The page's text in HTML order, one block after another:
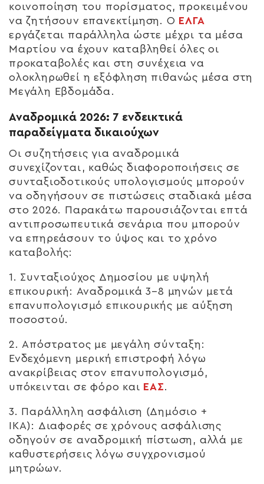
κοινοποίηση του πορίσματος, προκειμένου
να ζητήσουν επανεκτίμηση. Ο ΕΛΓΑ
εργάζεται παράλληλα ώστε μέχρι τα μέσα
Μαρτίου να έχουν καταβληθεί όλες οι
προκαταβολές και στη συνέχεια να
ολοκληρωθεί η εξόφληση πιθανώς μέσα στη
Μεγάλη Εβδομάδα.
Αναδρομικά 2026: 7 ενδεικτικά
παραδείγματα δικαιούχων
Οι συζητήσεις για αναδρομικά
συνεχίζονται, καθώς διαφοροποιήσεις σε
συνταξιοδοτικούς υπολογισμούς μπορούν
να οδηγήσουν σε πιστώσεις σταδιακά μέσα
στο 2026. Παρακάτω παρουσιάζονται επτά
αντιπροσωπευτικά σενάρια που μπορούν
να επηρεάσουν το ύψος και το χρόνο
καταβολής:
1. Συνταξιούχος Δημοσίου με υψηλή
επικουρική: Αναδρομικά 3–8 μηνών μετά
επανυπολογισμό επικουρικής με αύξηση
ποσοστού.
2. Απόστρατος με μεγάλη σύνταξη:
Ενδεχόμενη μερική επιστροφή λόγω
ανακρίβειας στον επανυπολογισμό,
υπόκεινται σε φόρο και ΕΑΣ.
3. Παράλληλη ασφάλιση (Δημόσιο +
ΙΚΑ): Διαφορές σε χρόνους ασφάλισης
οδηγούν σε αναδρομική πίστωση, αλλά με
καθυστερήσεις λόγω συγχρονισμού
μητρώων.